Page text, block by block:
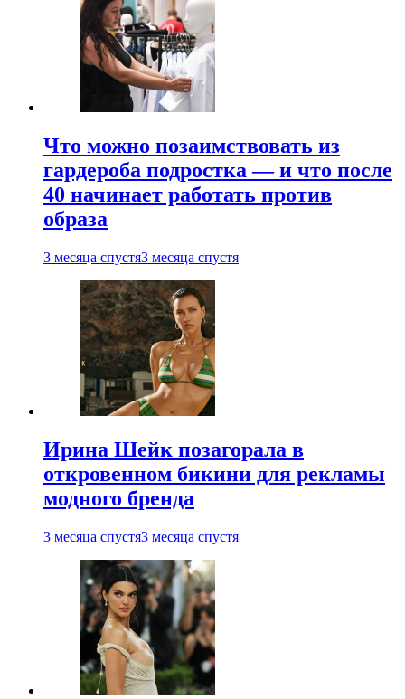
Что можно позаимствовать из
гардероба подростка — и что после
40 начинает работать против
образа
3 месяца спустя3 месяца спустя
Ирина Шейк позагорала в
откровенном бикини для рекламы
модного бренда
3 месяца спустя3 месяца спустя